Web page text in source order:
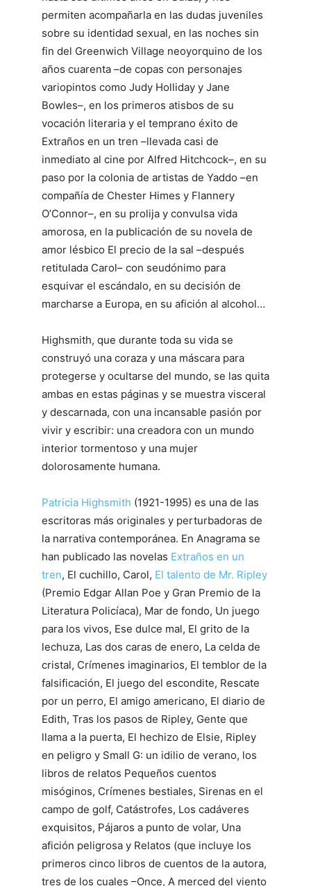
permiten acompañarla en las dudas juveniles
sobre su identidad sexual, en las noches sin
fin del Greenwich Village neoyorquino de los
años cuarenta –de copas con personajes
variopintos como Judy Holliday y Jane
Bowles–, en los primeros atisbos de su
vocación literaria y el temprano éxito de
Extraños en un tren –llevada casi de
inmediato al cine por Alfred Hitchcock–, en su
paso por la colonia de artistas de Yaddo –en
compañía de Chester Himes y Flannery
O’Connor–, en su prolija y convulsa vida
amorosa, en la publicación de su novela de
amor lésbico El precio de la sal –después
retitulada Carol– con seudónimo para
esquivar el escándalo, en su decisión de
marcharse a Europa, en su afición al alcohol…
Highsmith, que durante toda su vida se
construyó una coraza y una máscara para
protegerse y ocultarse del mundo, se las quita
ambas en estas páginas y se muestra visceral
y descarnada, con una incansable pasión por
vivir y escribir: una creadora con un mundo
interior tormentoso y una mujer
dolorosamente humana.
Patricia Highsmith (1921-1995) es una de las
escritoras más originales y perturbadoras de
la narrativa contemporánea. En Anagrama se
han publicado las novelas Extraños en un
tren, El cuchillo, Carol, El talento de Mr. Ripley
(Premio Edgar Allan Poe y Gran Premio de la
Literatura Policíaca), Mar de fondo, Un juego
para los vivos, Ese dulce mal, El grito de la
lechuza, Las dos caras de enero, La celda de
cristal, Crímenes imaginarios, El temblor de la
falsificación, El juego del escondite, Rescate
por un perro, El amigo americano, El diario de
Edith, Tras los pasos de Ripley, Gente que
llama a la puerta, El hechizo de Elsie, Ripley
en peligro y Small G: un idilio de verano, los
libros de relatos Pequeños cuentos
misóginos, Crímenes bestiales, Sirenas en el
campo de golf, Catástrofes, Los cadáveres
exquisitos, Pájaros a punto de volar, Una
afición peligrosa y Relatos (que incluye los
primeros cinco libros de cuentos de la autora,
tres de los cuales –Once, A merced del viento